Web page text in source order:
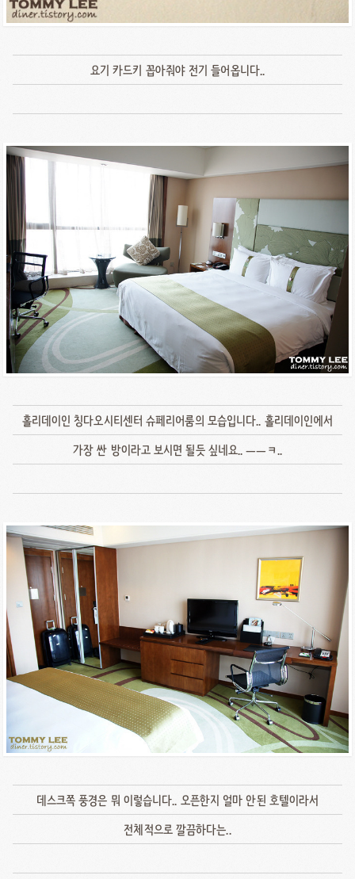
요기 카드키 꼽아줘야 전기 들어옵니다..
홀리데이인 칭다오시티센터 슈페리어룸의 모습입니다.. 홀리데이인에서
가장 싼 방이라고 보시면 될듯 싶네요.. ㅡㅡㅋ..
데스크쪽 풍경은 뭐 이렇습니다.. 오픈한지 얼마 안된 호텔이라서
전체적으로 깔끔하다는..